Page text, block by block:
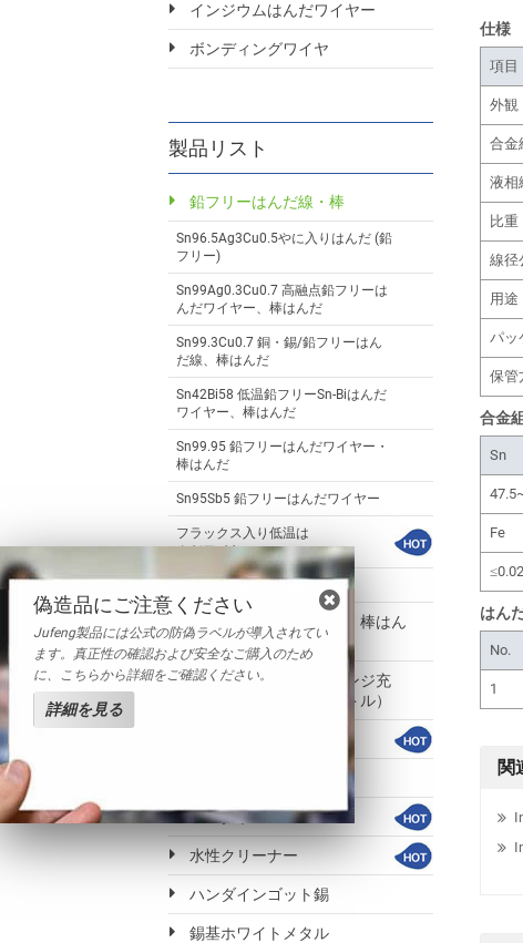
仕様
項目
外観
合金
液相
比重
線径
用途
パッ
保管
合金
Sn
Fe
≤0.02
はん
No.
1
関
インジウムはんだワイヤー
ボンディングワイヤ
製品リスト
鉛フリーはんだ線・棒
Sn96.5Ag3Cu0.5やに入りはんだ (鉛
フリー)
Sn99Ag0.3Cu0.7 高融点鉛フリーは
んだワイヤー、棒はんだ
Sn99.3Cu0.7 銅・錫/鉛フリーはん
だ線、棒はんだ
Sn42Bi58 低温鉛フリーSn-Biはんだ
ワイヤー、棒はんだ
Sn99.95 鉛フリーはんだワイヤー・
棒はんだ
Sn95Sb5 鉛フリーはんだワイヤー
フラックス入り低温は
んだワイヤー
インジウムはんだワイヤー
鉛入りはんだワイヤー、棒はん
だ
ソルダペースト（シリンジ充
填、ディスペンサーボトル）
ソルダボール
水性クリーナー
ハンダインゴット錫
錫基ホワイトメタル
偽造品にご注意ください
Jufeng製品には公式の防偽ラベルが導入されてい
ます。真正性の確認および安全なご購入のため
に、こちらから詳細をご確認ください。
詳細を見る